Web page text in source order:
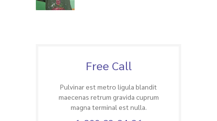
Free Call
Pulvinar est metro ligula blandit
maecenas retrum gravida cuprum
magna terminal est nulla.